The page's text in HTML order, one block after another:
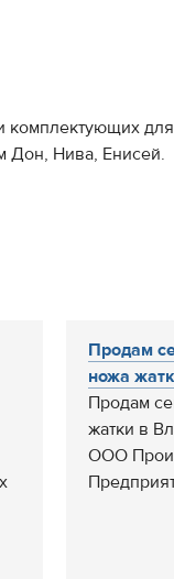
для
Дон, Нива, Енисей.
Продам
ножа
Продам
жатки в
ООО